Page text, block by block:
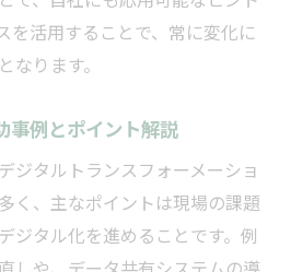
を活用することで、常に変化に
なります。
事例とポイント解説
ジタルトランスフォーメーショ
く、主なポイントは現場の課題
ジタル化を進めることです。例